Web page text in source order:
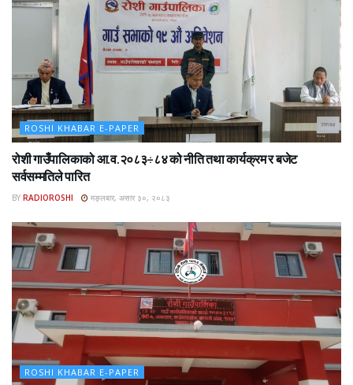
ROSHI KHABAR E-PAPER
रोशी गाउँपालिकाको आ.व.२०८३÷८४ को नीति तथा कार्यक्रम र बजेट
सर्वसम्मतिले पारित
BY RADIOROSHI मङ्लबार, असार ३०, २०८३
ROSHI KHABAR E-PAPER